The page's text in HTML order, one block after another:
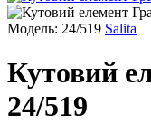
Модель: 24/519 Salita
Кутовий
24/519